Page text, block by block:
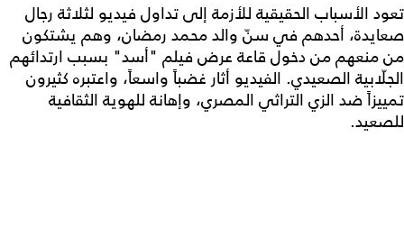
تعود الأسباب الحقيقية للأزمة إلى تداول فيديو لثلاثة رجال
صعايدة، أحدهم في سنّ والد محمد رمضان، وهم يشتكون
من منعهم من دخول قاعة عرض فيلم "أسد" بسبب ارتدائهم
الجلّابية الصعيدي. الفيديو أثار غضباً واسعاً، واعتبره كثيرون
تمييزاً ضد الزي التراثي المصري، وإهانة للهوية الثقافية
للصعيد.